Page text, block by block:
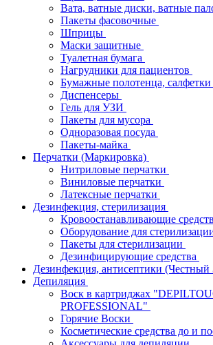
Вата, ватные диски, ватные
Пакеты фасовочные
Шприцы
Маски защитные
Туалетная бумага
Нагрудники для пациентов
Бумажные полотенца, салфетки
Диспенсеры
Гель для УЗИ
Пакеты для мусора
Одноразовая посуда
Пакеты-майка
Перчатки (Маркировка)
Нитриловые перчатки
Виниловые перчатки
Латексные перчатки
Дезинфекция, стерилизация
Кровоостанавливающие
Оборудование для
Пакеты для стерилизации
Дезинфицирующие средства
Дезинфекция, антисептики (Честный
Депиляция
Воск в картриджах
PROFESSIONAL"
Горячие Воски
Косметические средства до и